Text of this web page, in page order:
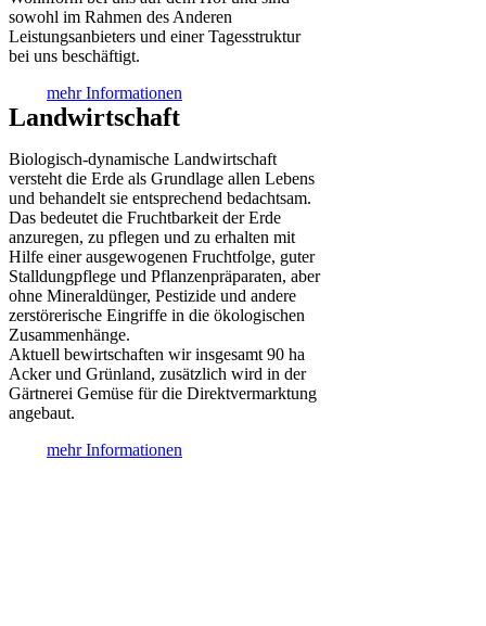
sowohl im Rahmen des Anderen
Leistungsanbieters und einer Tagesstruktur
bei uns beschäftigt.
mehr Informationen
Landwirtschaft
Biologisch-dynamische Landwirtschaft
versteht die Erde als Grundlage allen Lebens
und behandelt sie entsprechend bedachtsam.
Das bedeutet die Fruchtbarkeit der Erde
anzuregen, zu pflegen und zu erhalten mit
Hilfe einer ausgewogenen Fruchtfolge, guter
Stalldungpflege und Pflanzenpräparaten, aber
ohne Mineraldünger, Pestizide und andere
zerstörerische Eingriffe in die ökologischen
Zusammenhänge.
Aktuell bewirtschaften wir insgesamt 90 ha
Acker und Grünland, zusätzlich wird in der
Gärtnerei Gemüse für die Direktvermarktung
angebaut.
mehr Informationen